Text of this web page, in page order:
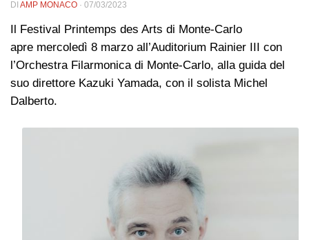
DI AMP MONACO · 07/03/2023
Il Festival Printemps des Arts di Monte-Carlo
apre mercoledì 8 marzo all’Auditorium Rainier III con
l’Orchestra Filarmonica di Monte-Carlo, alla guida del
suo direttore Kazuki Yamada, con il solista Michel
Dalberto.